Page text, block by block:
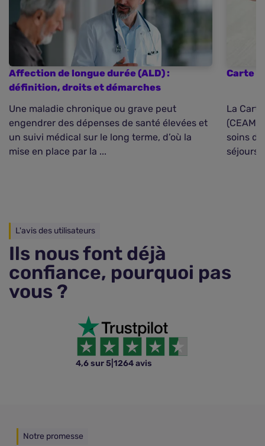
Affection de longue durée (ALD) :
définition, droits et démarches
Une maladie chronique ou grave peut
engendrer des dépenses de santé élevées et
un suivi médical sur le long terme, d’où la
mise en place par la ...
Carte
La
(CEAM)
soins
séjours
L'avis des utilisateurs
Ils nous font déjà
confiance, pourquoi pas
vous ?
4,6 sur 5 1264 avis
Notre promesse